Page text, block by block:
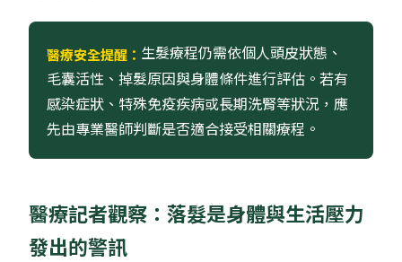
醫療安全提醒： 生髮療程仍需依個人頭皮狀態、
毛囊活性、掉髮原因與身體條件進行評估。若有
感染症狀、特殊免疫疾病或長期洗腎等狀況，應
先由專業醫師判斷是否適合接受相關療程。
醫療記者觀察：落髮是身體與生活壓力
發出的警訊